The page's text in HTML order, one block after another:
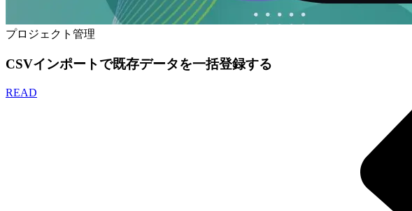
プロジェクト管理
CSVインポートで既存データを一括登録する
READ